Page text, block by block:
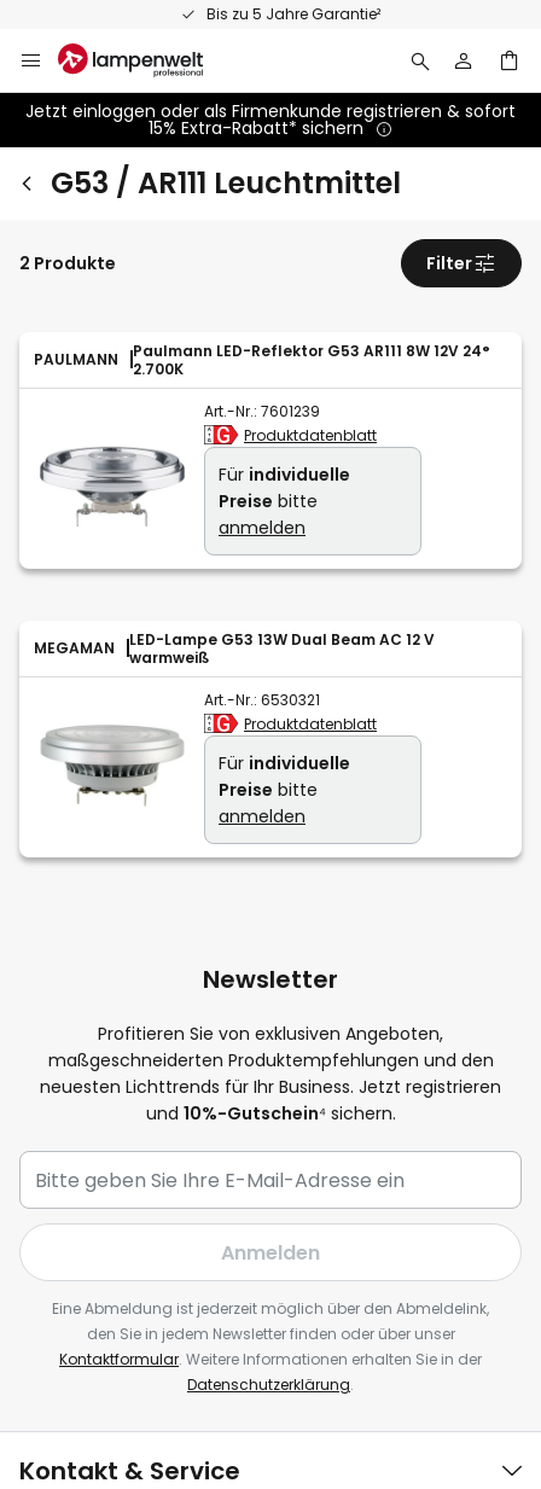
Bis zu 5 Jahre Garantie²
Inhalt
springen
Jetzt einloggen oder als Firmenkunde registrieren & sofort
15% Extra-Rabatt* sichern
G53 / AR111 Leuchtmittel
PAULMANN
Paulmann LED-Reflektor G53 AR111 8W 12V 24°
2.700K
Art.-Nr.: 7601239
Produktdatenblatt
Für individuelle
Preise bitte
anmelden
MEGAMAN
LED-Lampe G53 13W Dual Beam AC 12 V
warmweiß
Art.-Nr.: 6530321
Produktdatenblatt
Für individuelle
Preise bitte
anmelden
2 Produkte Filter
Newsletter
Profitieren Sie von exklusiven Angeboten,
maßgeschneiderten Produktempfehlungen und den
neuesten Lichttrends für Ihr Business. Jetzt registrieren
und 10%-Gutschein⁴ sichern.
Anmelden
Eine Abmeldung ist jederzeit möglich über den Abmeldelink,
den Sie in jedem Newsletter finden oder über unser
Kontaktformular. Weitere Informationen erhalten Sie in der
Datenschutzerklärung.
Kontakt & Service